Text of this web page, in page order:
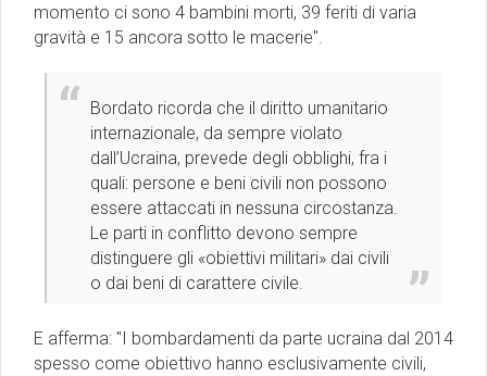
momento ci sono 4 bambini morti, 39 feriti di varia
gravità e 15 ancora sotto le macerie''.
Bordato ricorda che il diritto umanitario
internazionale, da sempre violato
dall’Ucraina, prevede degli obblighi, fra i
quali: persone e beni civili non possono
essere attaccati in nessuna circostanza.
Le parti in conflitto devono sempre
distinguere gli «obiettivi militari» dai civili
o dai beni di carattere civile.
E afferma: ''I bombardamenti da parte ucraina dal 2014
spesso come obiettivo hanno esclusivamente civili,